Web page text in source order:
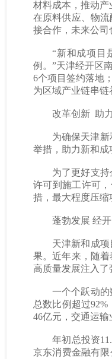
材料成本，推动
在原料供应、物
接合作，未来公
“新和成项目
例。”天津经开区
6个项目签约落地
为区域产业链串
改革创新 助
为确保天津
举措，助力新和
为了更好支
许可到施工许可
措，最大程度压缩
蓬勃发展 经
天津新和成
果。近年来，随
高质量发展注入
一个个跃动
总数比例超过
46亿元，交通运
年初总投资
京东消费金融有